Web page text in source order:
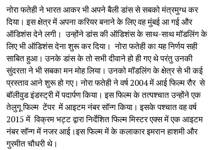
नोरा फतेही ने भारत आकर भी अपने बैली डांस से सबको मंत्रमुग्ध कर
दिया। इस क्षेत्र में अपना करियर बनाने के लिए वह मुंबई आ गई और
ऑडिशंस देने लगी। उन्होंने डांस की ऑडिशंस के साथ-साथ मॉडलिंग के
लिए भी ऑडिशंस देना शुरू कर दिया। नोरा फतेही का यह निर्णय सही
साबित हुआ। उनके डांस के तो सभी दीवाने हो ही गए थे परंतु उनकी
सुंदरता ने भी सबका मन मोह लिया। उनको मॉडलिंग के क्षेत्र से भी कई
प्रस्ताव आने शुरू हो गए। नोरा फतेही ने वर्ष 2004 में आई फिल्म रौर से
बॉलीवुड इंडस्ट्री में पदार्पण किया। इस फिल्म के तत्पश्चात उन्होंने एक
तेलुगू फिल्म टेंपर में आइटम नंबर सॉन्ग किया। इसके पश्चात वह वर्ष
2015 में विक्रम भट्ट द्वारा निर्देशित फिल्म मिस्टर एक्स में एक आइटम
नंबर सॉन्ग में नजर आई।इस फिल्म में के कलाकार इमरान हाशमी और
गुरमीत चौधरी थे।